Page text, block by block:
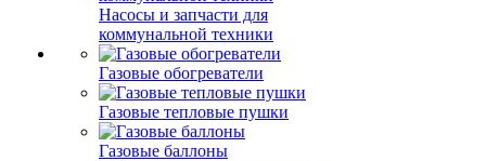
Насосы и запчасти для
коммунальной техники
Газовые обогреватели
Газовые тепловые пушки
Газовые баллоны